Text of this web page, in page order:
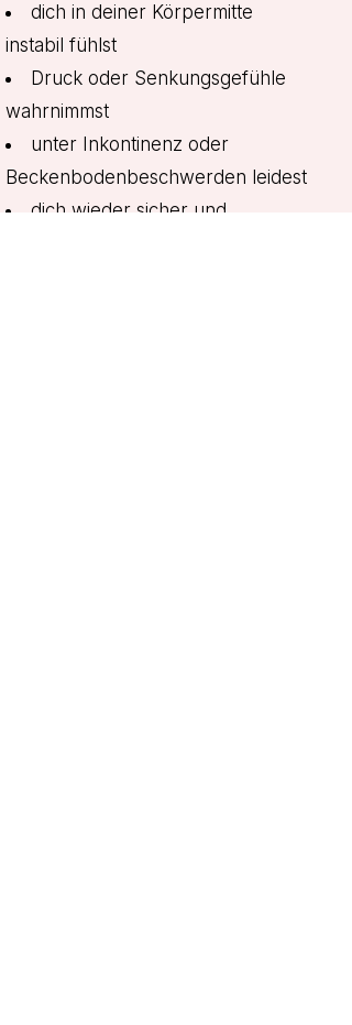
​dich in deiner Körpermitte
instabil fühlst
Druck oder Senkungsgefühle
wahrnimmst
unter Inkontinenz oder
Beckenbodenbeschwerden leidest
dich wieder sicher und